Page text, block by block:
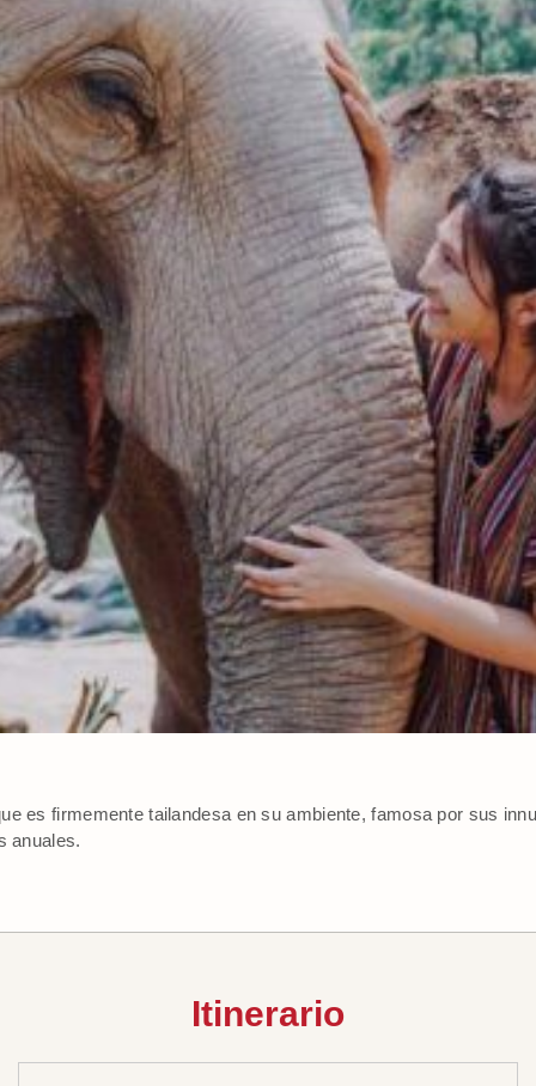
es firmemente tailandesa en su ambiente, famosa por sus
anuales.
Itinerario